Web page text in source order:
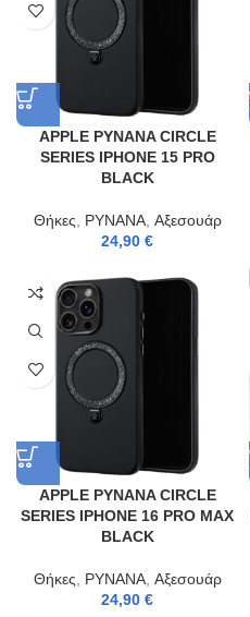
APPLE PYNANA CIRCLE
SERIES IPHONE 15 PRO
BLACK
Θήκες PYNANA, Αξεσουάρ
24,90 €
APPLE PYNANA CIRCLE
SERIES IPHONE 16 PRO MAX
BLACK
Θήκες PYNANA, Αξεσουάρ
24,90 €